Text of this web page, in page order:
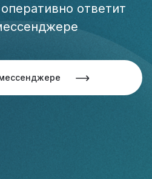
ответит